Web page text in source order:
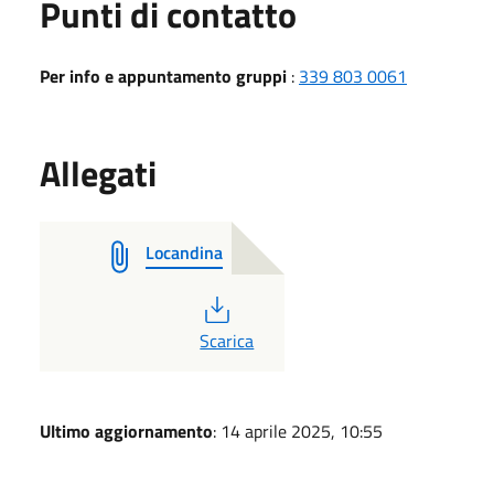
Punti di contatto
Per info e appuntamento gruppi : 339 803 0061
Allegati
Locandina
PDF
Scarica
Ultimo aggiornamento: 14 aprile 2025, 10:55